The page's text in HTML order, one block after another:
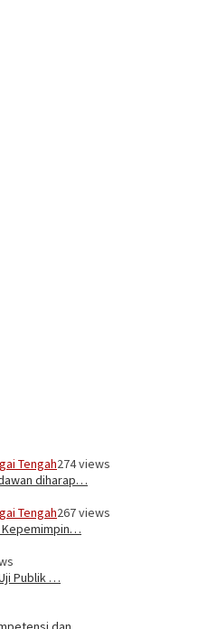
Tengah274 views
diharap…
Tengah267 views
Kepemimpin…
Publik …